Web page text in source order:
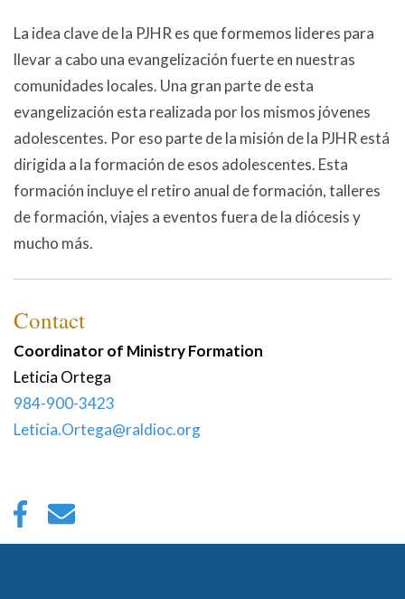
La idea clave de la PJHR es que formemos lideres para
llevar a cabo una evangelización fuerte en nuestras
comunidades locales. Una gran parte de esta
evangelización esta realizada por los mismos jóvenes
adolescentes. Por eso parte de la misión de la PJHR está
dirigida a la formación de esos adolescentes. Esta
formación incluye el retiro anual de formación, talleres
de formación, viajes a eventos fuera de la diócesis y
mucho más.
Contact
Coordinator of Ministry Formation
Leticia Ortega
984-900-3423
Leticia.Ortega@raldioc.org